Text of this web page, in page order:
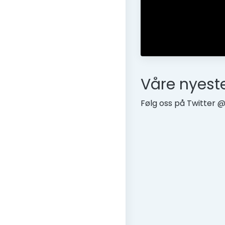
Våre
Følg oss på Twitter @